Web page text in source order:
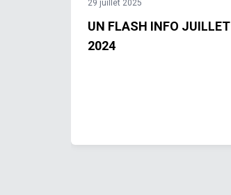
29 juillet 2025
UN FLASH INFO JUILLET
2024